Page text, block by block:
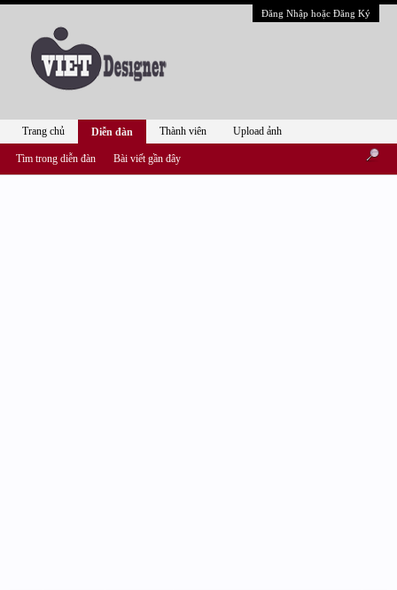
Đăng Nhập hoặc Đăng Ký
Trang chủ Diễn đàn
Tìm trong diễn đàn Bài viết gần đây
Thành viên Upload ảnh